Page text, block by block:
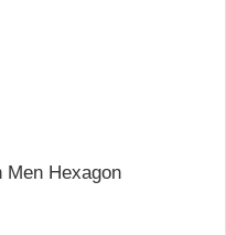
Hexagon